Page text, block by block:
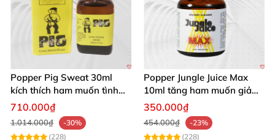
Popper Pig Sweat 30ml
kích thích ham muốn tình
dục khoái cảm sâu cộng
đồng LGBT
710.000₫
1.014.000₫
-30%
(228)
Popper Jungle Juice Max
10ml tăng ham muốn giảm
đau quan hệ
350.000₫
454.000₫
-23%
(228)